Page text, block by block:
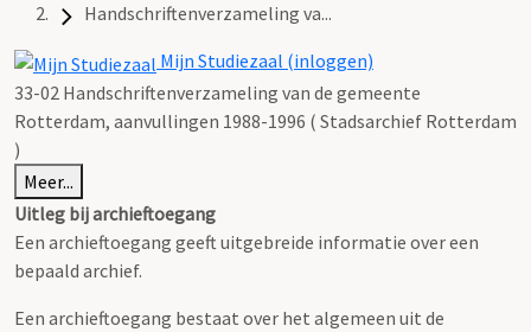
Handschriftenverzameling va...
Mijn Studiezaal (inloggen)
33-02 Handschriftenverzameling van de gemeente
Rotterdam, aanvullingen 1988-1996 ( Stadsarchief Rotterdam
)
Meer...
Uitleg bij archieftoegang
Een archieftoegang geeft uitgebreide informatie over een
bepaald archief.
Een archieftoegang bestaat over het algemeen uit de